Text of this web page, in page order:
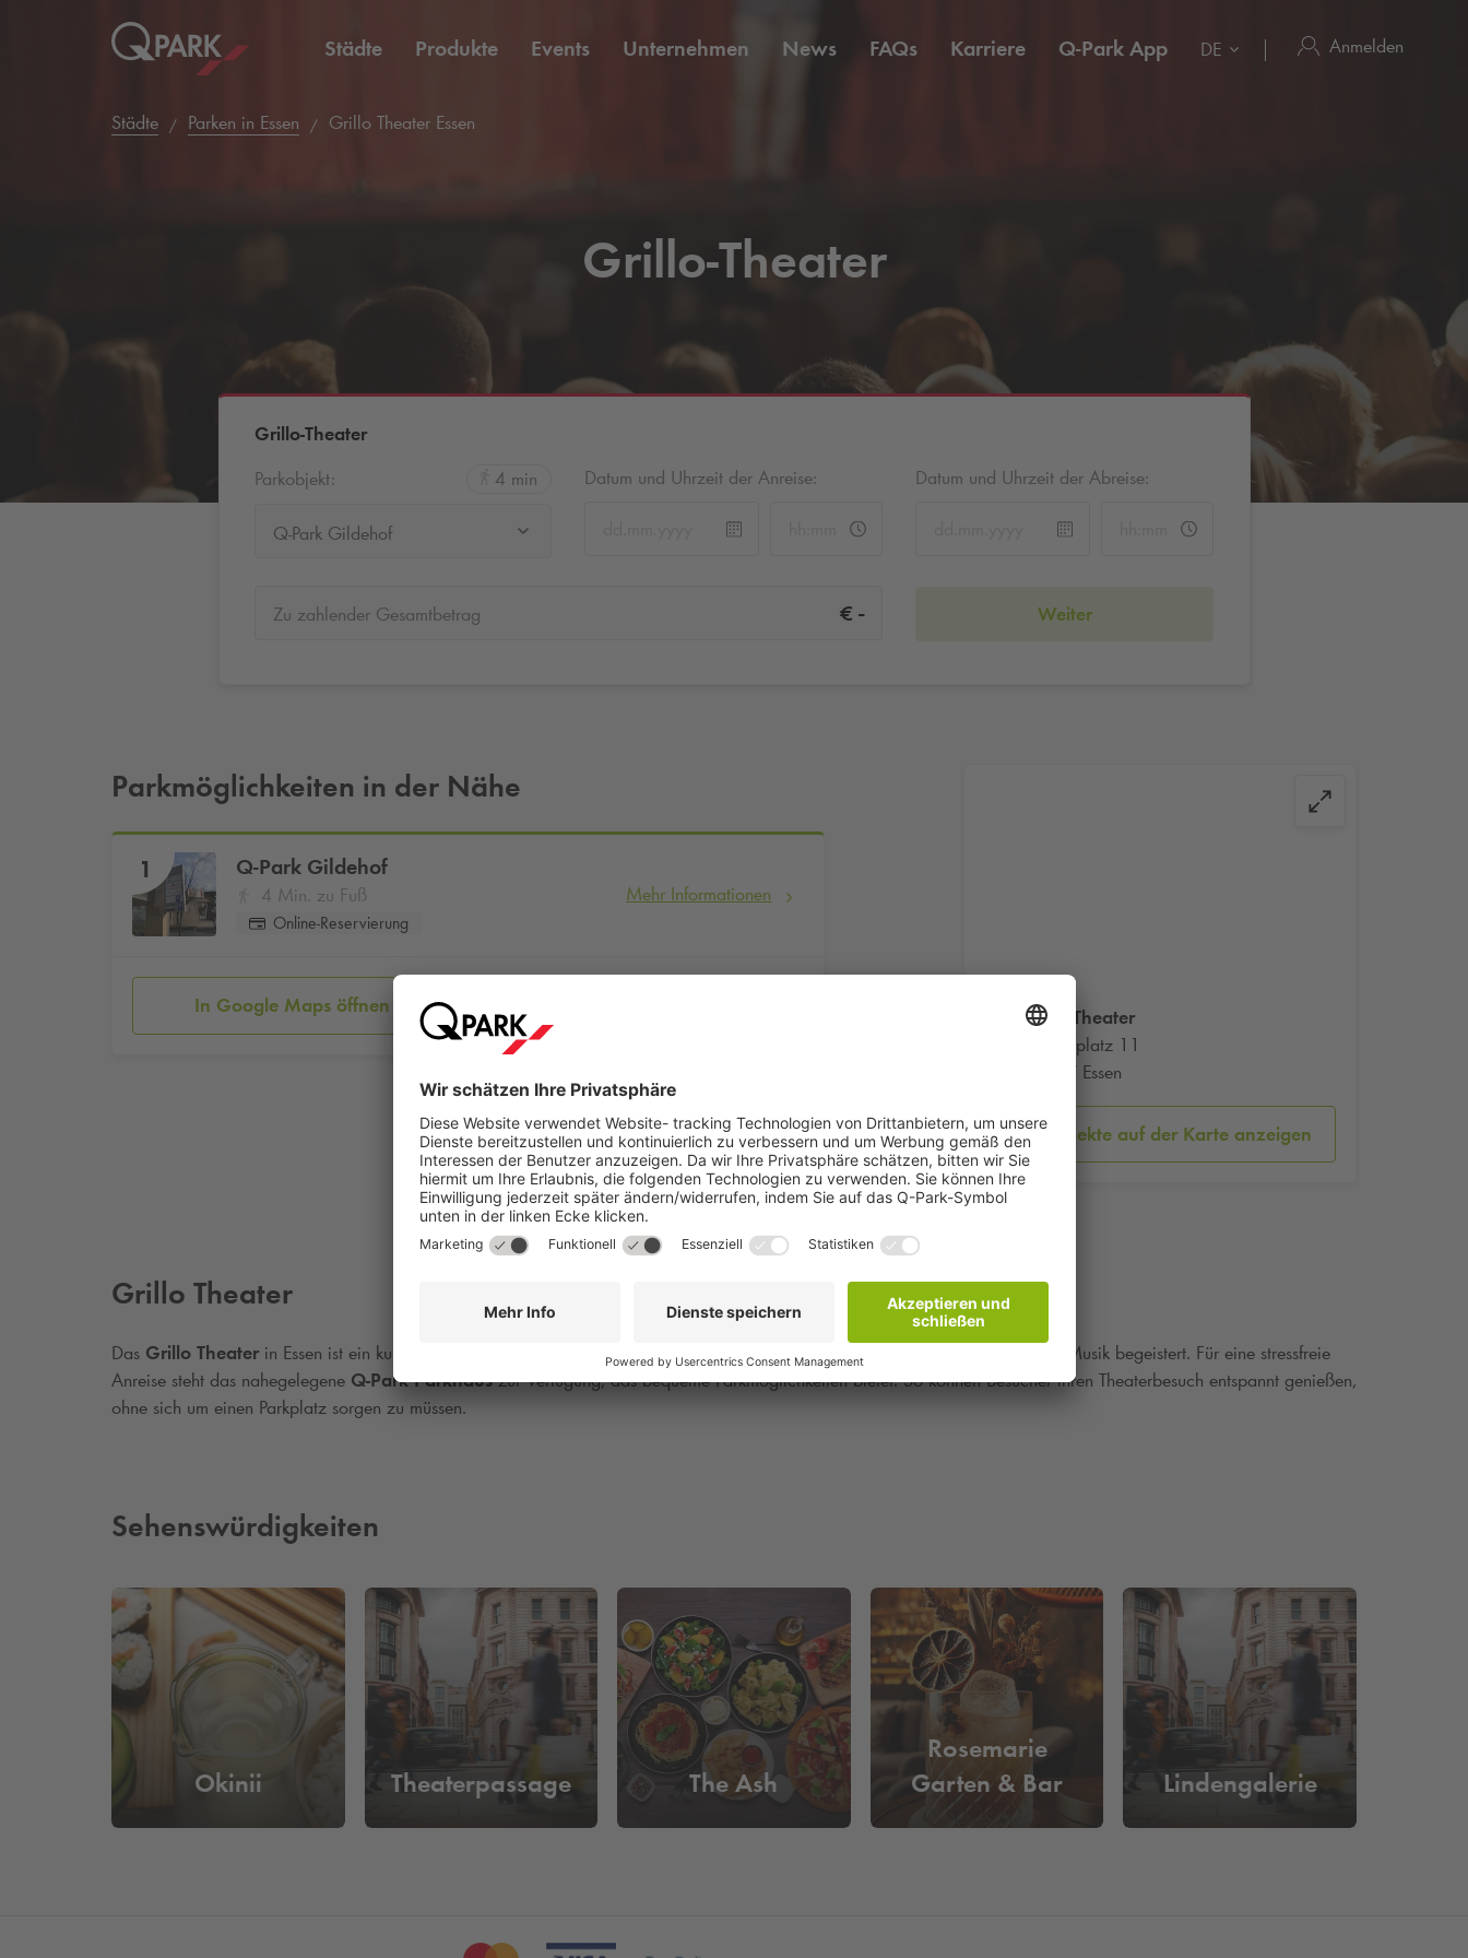
Städte Produkte Events Unternehmen News FAQs Karriere Q-Park App DE Anmelden
Städte Parken in Essen Grillo Theater Essen
Grillo-Theater
Grillo-Theater
Parkobjekt:
4 min
Q-Park Gildehof
Datum und Uhrzeit der Anreise: Datum und Uhrzeit der Abreise:
Zu zahlender Gesamtbetrag € - Weiter
Grillo-Theater
Theaterplatz 11
45127 Essen
Parkobjekte auf der Karte anzeigen
Parkmöglichkeiten in der Nähe
1 Q-Park Gildehof
4 Min. zu Fuß
Online-Reservierung
Mehr Informationen
In Google Maps öffnen
Grillo Theater
Das Grillo Theater in Essen ist ein kulturelles Highlight, das mit abwechslungsreichen Aufführungen aus Theater, Schauspiel und Musik begeistert. Für eine stressfreie
Anreise steht das nahegelegene Q-ParkParkhauszur Verfügung, das bequeme Parkmöglichkeiten bietet. So können Besucher ihren Theaterbesuch entspannt genießen,
ohne sich um einen Parkplatz sorgen zu müssen.
Sehenswürdigkeiten
Okinii Theaterpassage The Ash
Rosemarie
Garten & Bar
Lindengalerie